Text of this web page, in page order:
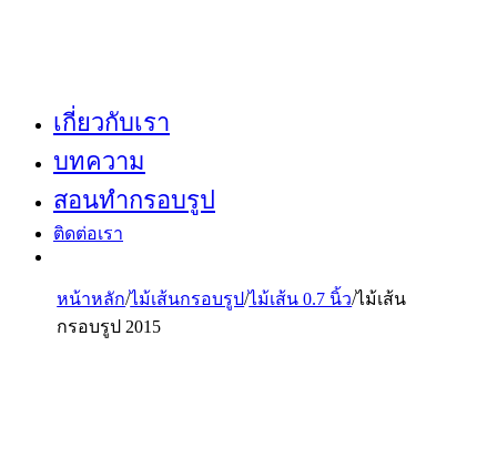
เกี่ยวกับเรา
บทความ
สอนทำกรอบรูป
ติดต่อเรา
หน้าหลัก/ไม้เส้นกรอบรูป/ไม้เส้น 0.7 นิ้ว/ไม้เส้น
กรอบรูป 2015